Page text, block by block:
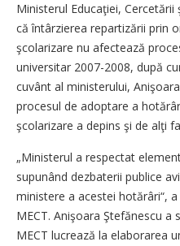
Ministerul Educaţiei, Cercetării
că întârzierea repartizării prin
şcolarizare nu afectează
universitar 2007-2008, după
cuvânt al ministerului,
procesul de adoptare a
şcolarizare a depins şi de alţi
„Ministerul a respectat
supunând dezbaterii publice
ministere a acestei hotărâri“,
MECT. Anişoara Ştefănescu a
MECT lucrează la elaborarea